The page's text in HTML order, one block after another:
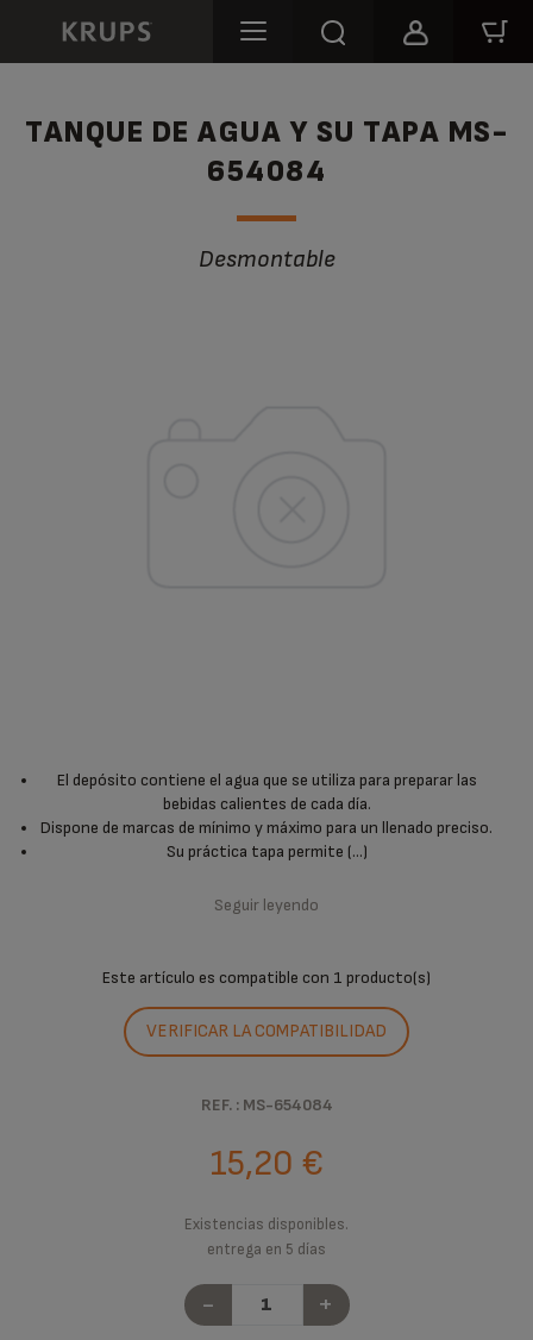
TANQUE DE AGUA Y SU TAPA MS-
654084
Desmontable
El depósito contiene el agua que se utiliza para preparar las
bebidas calientes de cada día.
Dispone de marcas de mínimo y máximo para un llenado preciso.
Su práctica tapa permite (...)
Seguir leyendo
Este artículo es compatible con 1 producto(s)
VERIFICAR LA COMPATIBILIDAD
REF. : MS-654084
15,20 €
Existencias disponibles.
entrega en 5 días
- +